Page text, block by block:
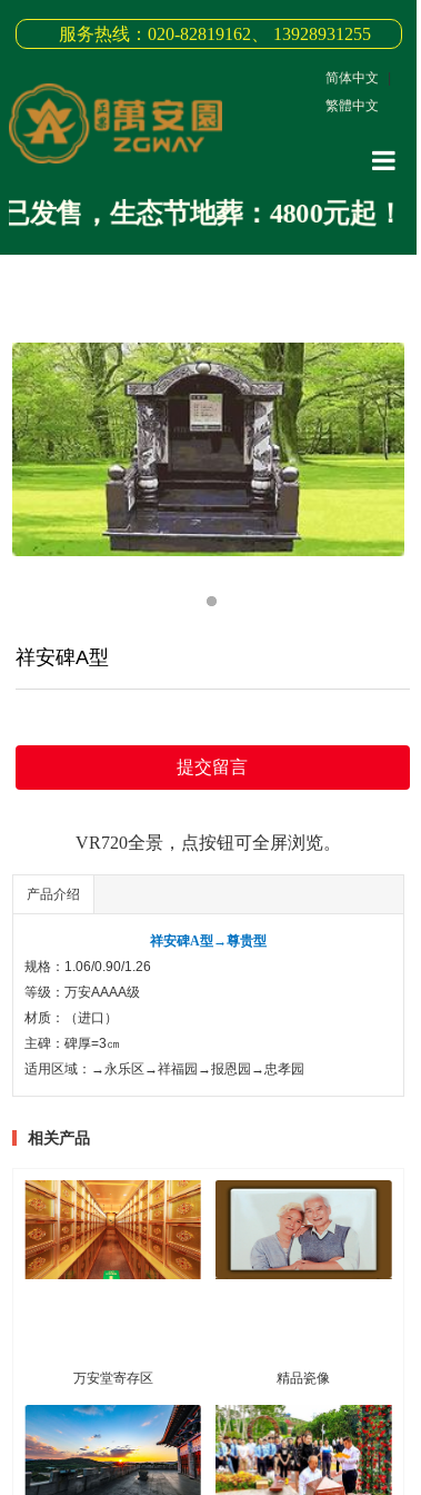
网
墓
缅怀
联系
服务热线：020-82819162、 13928931255
简体中文
繁體中文
发售，生态节地葬：4800元起！
祥安碑A型
提交留言
VR720全景，点按钮可全屏浏览。
产品介绍
祥安碑A型→尊贵型
规格：1.06/0.90/1.26
等级：万安AAAA级
材质：（进口）
主碑：碑厚=3㎝
适用区域：→永乐区→祥福园→报恩园→忠孝园
相关产品
万安堂寄存区 精品瓷像